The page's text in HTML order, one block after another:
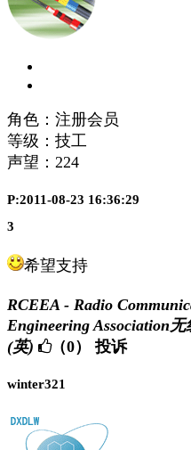
角色：注册会员
等级：技工
声望： 224
P:2011-08-23 16:36:29
3
希望支持
RCEEA - Radio
Engineering Association
(英)
（0） 投诉
winter321